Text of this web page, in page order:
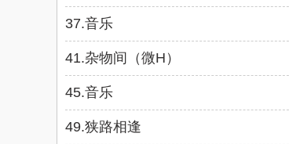
37.音乐
41.杂物间（微H）
45.音乐
49.狭路相逢